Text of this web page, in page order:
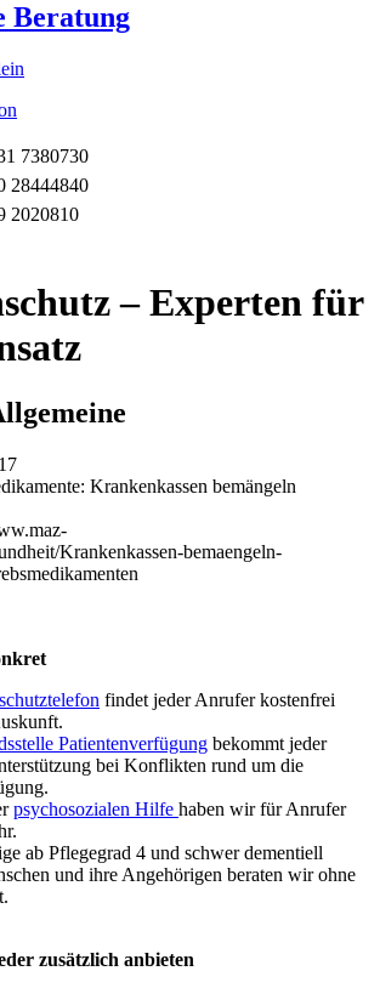
Beratung
7380730
28444840
2020810
– Experten für
Krankenkassen bemängeln
Krankenkassen-bemaengeln-
findet jeder Anrufer kostenfrei
Patientenverfügung bekommt jeder
bei Konflikten rund um die
psychosozialen Hilfe haben wir für Anrufer
ab Pflegegrad 4 und schwer dementiell
und ihre Angehörigen beraten wir ohne
zusätzlich anbieten